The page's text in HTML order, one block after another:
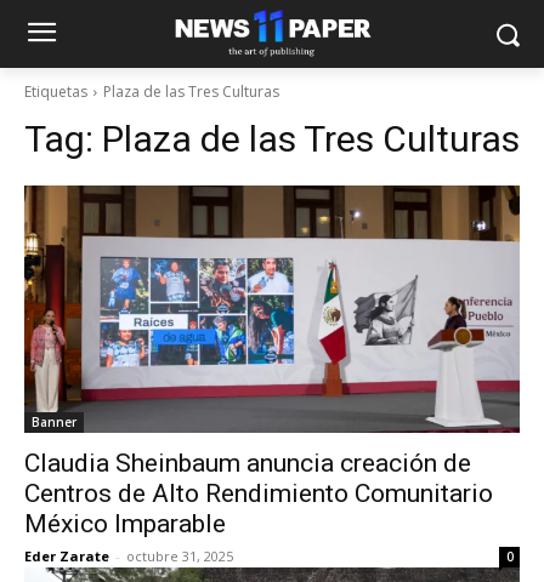
Etiquetas Plaza de las Tres Culturas
Tag: Plaza de las Tres Culturas
Banner
Claudia Sheinbaum anuncia creación de
Centros de Alto Rendimiento Comunitario
México Imparable
Eder Zarate - octubre 31, 2025 0